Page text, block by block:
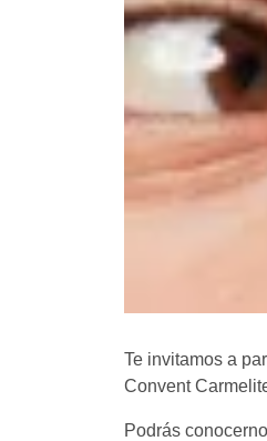
Te invitamos a
Convent
Podrás